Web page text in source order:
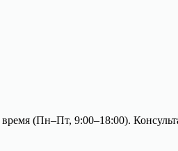
(Пн–Пт, 9:00–18:00).